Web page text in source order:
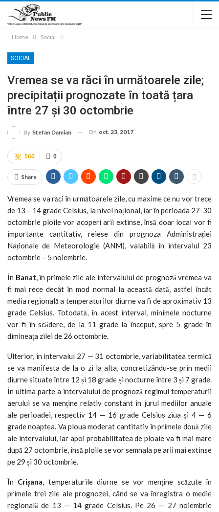
Home Social
SOCIAL
Vremea se va răci în următoarele zile;
precipitații prognozate în toată țara
între 27 și 30 octombrie
By Stefan Damian On oct. 23, 2017
0
560
Share
Vremea se va răci în următoarele zile, cu maxime ce nu vor trece
de 13 – 14 grade Celsius, la nivel național, iar în perioada 27-30
octombrie ploile vor acoperi arii extinse, însă doar local vor fi
importante cantitativ, reiese din prognoza Administrației
Naționale de Meteorologie (ANM), valabilă în intervalul 23
octombrie – 5 noiembrie.
În Banat, în primele zile ale intervalului de prognoză vremea va
fi mai rece decât în mod normal la această dată, astfel încât
media regională a temperaturilor diurne va fi de aproximativ 13
grade Celsius. Totodată, în acest interval, minimele nocturne
vor fi în scădere, de la 11 grade la început, spre 5 grade în
dimineața zilei de 26 octombrie.
Ulterior, în intervalul 27 — 31 octombrie, variabilitatea termică
se va manifesta de la o zi la alta, concretizându-se prin medii
diurne situate între 12 și 18 grade și nocturne între 3 și 7 grade.
În ultima parte a intervalului de prognoză regimul temperaturii
aerului se va menține relativ constant în jurul mediilor anuale
ale perioadei, respectiv 14 — 16 grade Celsius ziua și 4 — 6
grade noaptea. Va ploua moderat cantitativ în primele două zile
ale intervalului, iar apoi probabilitatea de ploaie va fi mai mare
după 27 octombrie, însă ploile se vor semnala pe arii mai extinse
pe 29 și 30 octombrie.
În Crișana, temperaturile diurne se vor menține scăzute în
primele trei zile ale prognozei, când se va înregistra o medie
regională de 13 — 14 grade Celsius. Pe 26 — 27 noiembrie